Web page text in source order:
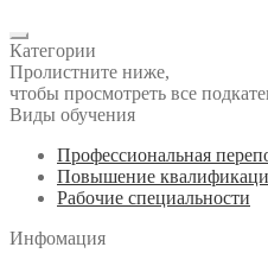
Категории
Пролистните ниже,
чтобы просмотреть все
Виды обучения
Профессиональная
Повышение
Рабочие специальности
Инфомация